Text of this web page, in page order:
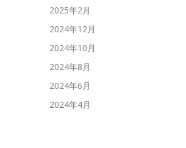
2025年2月
2024年12月
2024年10月
2024年8月
2024年6月
2024年4月